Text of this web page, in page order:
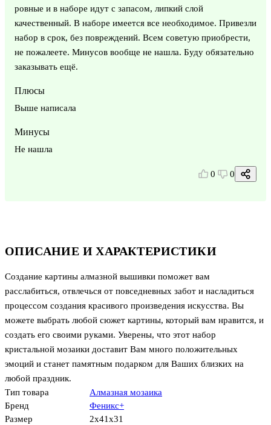
ОПИСАНИЕ И ХАРАКТЕРИСТИКИ
Создание картины алмазной вышивки поможет вам
расслабиться, отвлечься от повседневных забот и насладиться
процессом создания красивого произведения искусства. Вы
можете выбрать любой сюжет картины, который вам нравится, и
создать его своими руками. Уверены, что этот набор
кристальной мозаики доставит Вам много положительных
эмоций и станет памятным подарком для Ваших близких на
любой праздник.
Тип товара
Алмазная мозаика
Бренд
Феникс+
Размер
2x41x31
ровные и в наборе идут с запасом, липкий слой
качественный. В наборе имеется все необходимое. Привезли
набор в срок, без повреждений. Всем советую приобрести,
не пожалеете. Минусов вообще не нашла. Буду обязательно
заказывать ещё.
Плюсы
Выше написала
Минусы
Не нашла
0 0